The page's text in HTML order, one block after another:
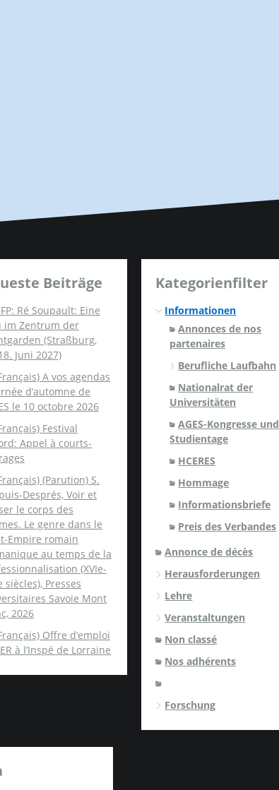
Beiträge
Ré Soupault: Eine
im Zentrum der
(Straßburg,
Juni 2027)
A vos agendas
d’automne de
le 10 octobre 2026
Festival
Appel à courts-
(Parution) S.
Després, Voir et
le corps des
Le genre dans le
Empire romain
au temps de la
(XVIe-
siècles), Presses
Savoie Mont
2026
Offre d’emploi
à l’Inspé de Lorraine
Kategorienfilter
Informationen
Annonces de nos
partenaires
Berufliche Laufbahn
Nationalrat der
Universitäten
AGES-Kongresse und
Studientage
HCERES
Hommage
Informationsbriefe
Preis des Verbandes
Annonce de décès
Herausforderungen
Lehre
Veranstaltungen
Non classé
Nos adhérents
Forschung